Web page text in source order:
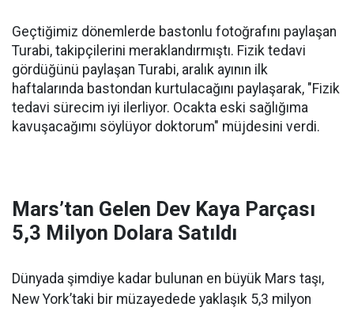
Geçtiğimiz dönemlerde bastonlu fotoğrafını paylaşan
Turabi, takipçilerini meraklandırmıştı. Fizik tedavi
gördüğünü paylaşan Turabi, aralık ayının ilk
haftalarında bastondan kurtulacağını paylaşarak, "Fizik
tedavi sürecim iyi ilerliyor. Ocakta eski sağlığıma
kavuşacağımı söylüyor doktorum" müjdesini verdi.
Mars’tan Gelen Dev Kaya Parçası
5,3 Milyon Dolara Satıldı
Dünyada şimdiye kadar bulunan en büyük Mars taşı,
New York’taki bir müzayedede yaklaşık 5,3 milyon